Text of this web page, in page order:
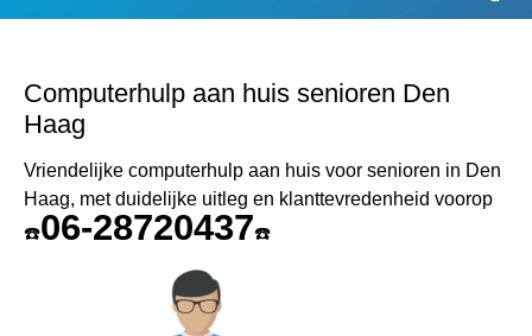
Computerhulp aan huis senioren Den
Haag
Vriendelijke computerhulp aan huis voor senioren in Den
Haag, met duidelijke uitleg en klanttevredenheid voorop
☎️06-28720437☎️